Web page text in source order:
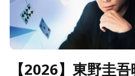
【2026】東野圭